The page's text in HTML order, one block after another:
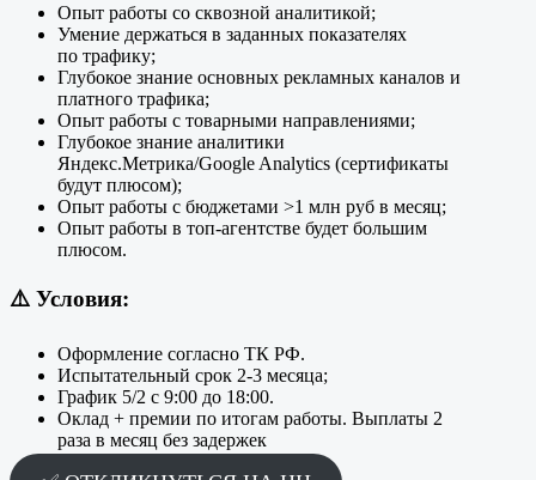
Опыт работы со сквозной аналитикой;
Умение держаться в заданных показателях
по трафику;
Глубокое знание основных рекламных каналов и
платного трафика;
Опыт работы с товарными направлениями;
Глубокое знание аналитики
Яндекс.Метрика/Google Analytics (сертификаты
будут плюсом);
Опыт работы с бюджетами >1 млн руб в месяц;
Опыт работы в топ-агентстве будет большим
плюсом.
⚠️ Условия:
Оформление согласно ТК РФ.
Испытательный срок 2-3 месяца;
График 5/2 с 9:00 до 18:00.
Оклад + премии по итогам работы. Выплаты 2
раза в месяц без задержек